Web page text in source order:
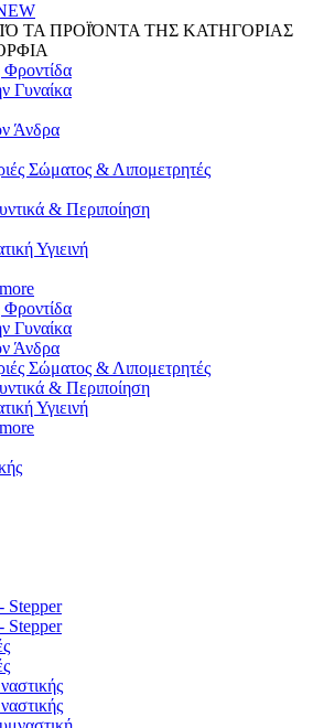
ΤΑ ΠΡΟΪΌΝΤΑ ΤΗΣ ΚΑΤΗΓΟΡΙΑΣ
Γυναίκα
Άνδρα
Σώματος & Λιπομετρητές
& Περιποίηση
Υγιεινή
Γυναίκα
Άνδρα
Σώματος & Λιπομετρητές
& Περιποίηση
Υγιεινή
Stepper
Stepper